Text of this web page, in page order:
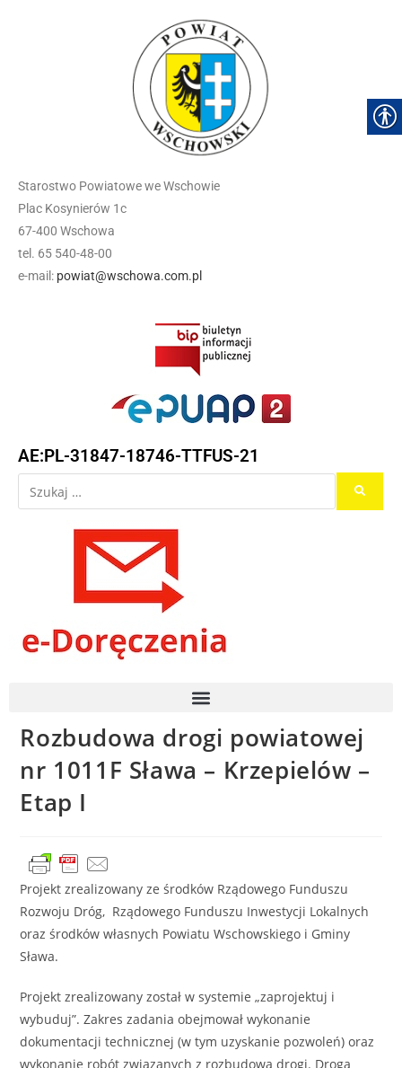
Starostwo Powiatowe we Wschowie
Plac Kosynierów 1c
67-400 Wschowa
tel. 65 540-48-00
e-mail: powiat@wschowa.com.pl
AE:PL-31847-18746-TTFUS-21
Rozbudowa drogi powiatowej
nr 1011F Sława – Krzepielów –
Etap I
Projekt zrealizowany ze środków Rządowego Funduszu
Rozwoju Dróg, Rządowego Funduszu Inwestycji Lokalnych
oraz środków własnych Powiatu Wschowskiego i Gminy
Sława.
Projekt zrealizowany został w systemie „zaprojektuj i
wybuduj”. Zakres zadania obejmował wykonanie
dokumentacji technicznej (w tym uzyskanie pozwoleń) oraz
wykonanie robót związanych z rozbudową drogi. Droga